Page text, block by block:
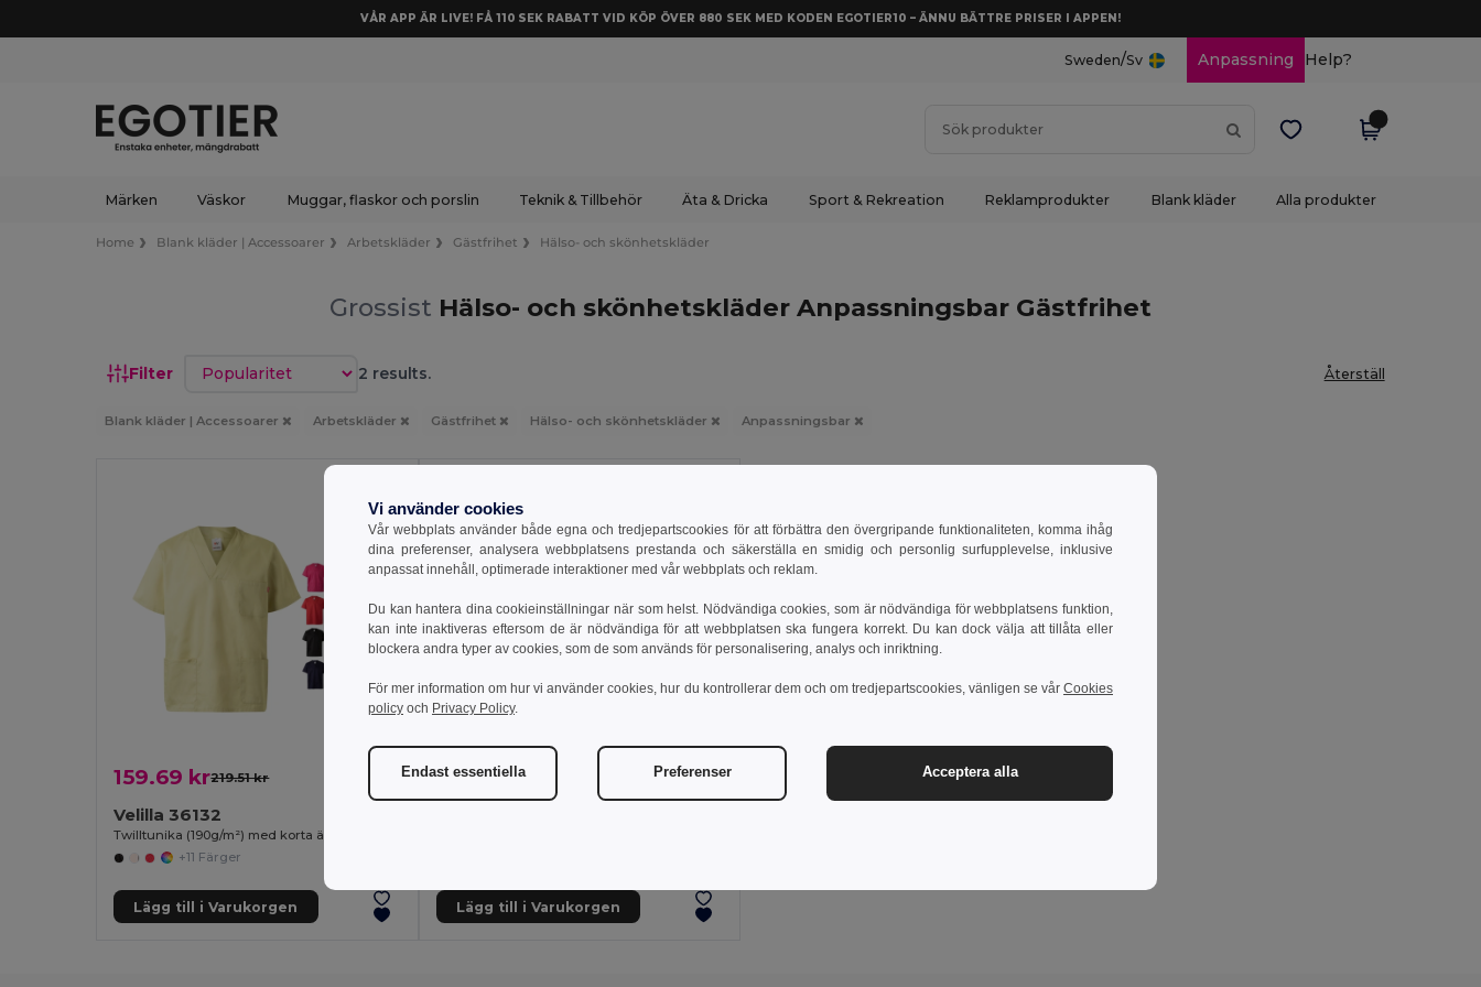
VÅR APP ÄR LIVE! FÅ 110 SEK RABATT VID KÖP ÖVER 880 SEK MED KODEN EGOTIER10 – ÄNNU BÄTTRE PRISER I APPEN!
Sweden/Sv Anpassning Help?
Märken Väskor Muggar, flaskor och porslin Teknik & Tillbehör Äta & Dricka Sport & Rekreation Reklamprodukter Blank kläder Alla produkter
Home Blank kläder | Accessoarer Arbetskläder Gästfrihet Hälso- och skönhetskläder
Grossist Hälso- och skönhetskläder Anpassningsbar Gästfrihet
Filter Sortera efter 2 results. Återställ
Blank kläder | Accessoarer Arbetskläder Gästfrihet Hälso- och skönhetskläder Anpassningsbar
159.69 kr219.51 kr
Velilla 36132
+11 Färger
Lägg till i Varukorgen
159.48 kr -35%
Lägg till i Varukorgen
Vi använder cookies
Vår webbplats använder både egna och tredjepartscookies för att förbättra den övergripande funktionaliteten, komma ihåg
dina preferenser, analysera webbplatsens prestanda och säkerställa en smidig och personlig surfupplevelse, inklusive
anpassat innehåll, optimerade interaktioner med vår webbplats och reklam.
Du kan hantera dina cookieinställningar när som helst. Nödvändiga cookies, som är nödvändiga för webbplatsens funktion,
kan inte inaktiveras eftersom de är nödvändiga för att webbplatsen ska fungera korrekt. Du kan dock välja att tillåta eller
blockera andra typer av cookies, som de som används för personalisering, analys och inriktning.
För mer information om hur vi använder cookies, hur du kontrollerar dem och om tredjepartscookies, vänligen se vår Cookies
policy och Privacy Policy.
Endast essentiella Preferenser Acceptera alla